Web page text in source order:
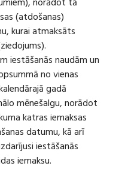
(atdošanas)
kurai atmaksāts
iestāšanās naudām un
no vienas
gadā
mēnešalgu, norādot
katras iemaksas
datumu, kā arī
iestāšanās
iemaksu.